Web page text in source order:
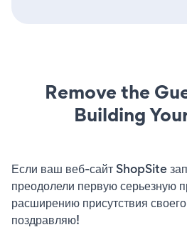
Remove the
Building
Если ваш веб-сайт ShopSite
преодолели первую серьезную
расширению присутствия
поздравляю!